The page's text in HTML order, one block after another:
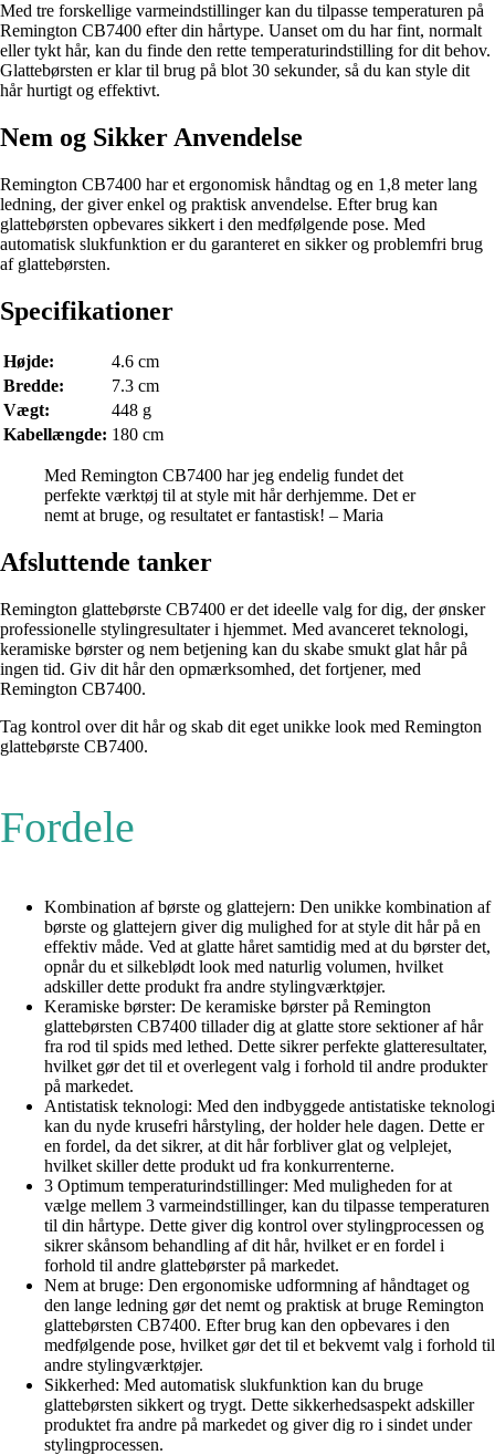
Med tre forskellige varmeindstillinger kan du tilpasse temperaturen på
Remington CB7400 efter din hårtype. Uanset om du har fint, normalt
eller tykt hår, kan du finde den rette temperaturindstilling for dit behov.
Glattebørsten er klar til brug på blot 30 sekunder, så du kan style dit
hår hurtigt og effektivt.
Nem og Sikker Anvendelse
Remington CB7400 har et ergonomisk håndtag og en 1,8 meter lang
ledning, der giver enkel og praktisk anvendelse. Efter brug kan
glattebørsten opbevares sikkert i den medfølgende pose. Med
automatisk slukfunktion er du garanteret en sikker og problemfri brug
af glattebørsten.
Specifikationer
Højde:
4.6 cm
Bredde:
7.3 cm
Vægt:
448 g
Kabellængde: 180 cm
Med Remington CB7400 har jeg endelig fundet det
perfekte værktøj til at style mit hår derhjemme. Det er
nemt at bruge, og resultatet er fantastisk! – Maria
Afsluttende tanker
Remington glattebørste CB7400 er det ideelle valg for dig, der ønsker
professionelle stylingresultater i hjemmet. Med avanceret teknologi,
keramiske børster og nem betjening kan du skabe smukt glat hår på
ingen tid. Giv dit hår den opmærksomhed, det fortjener, med
Remington CB7400.
Tag kontrol over dit hår og skab dit eget unikke look med Remington
glattebørste CB7400.
Fordele
Kombination af børste og glattejern: Den unikke kombination af
børste og glattejern giver dig mulighed for at style dit hår på en
effektiv måde. Ved at glatte håret samtidig med at du børster det,
opnår du et silkeblødt look med naturlig volumen, hvilket
adskiller dette produkt fra andre stylingværktøjer.
Keramiske børster: De keramiske børster på Remington
glattebørsten CB7400 tillader dig at glatte store sektioner af hår
fra rod til spids med lethed. Dette sikrer perfekte glatteresultater,
hvilket gør det til et overlegent valg i forhold til andre produkter
på markedet.
Antistatisk teknologi: Med den indbyggede antistatiske teknologi
kan du nyde krusefri hårstyling, der holder hele dagen. Dette er
en fordel, da det sikrer, at dit hår forbliver glat og velplejet,
hvilket skiller dette produkt ud fra konkurrenterne.
3 Optimum temperaturindstillinger: Med muligheden for at
vælge mellem 3 varmeindstillinger, kan du tilpasse temperaturen
til din hårtype. Dette giver dig kontrol over stylingprocessen og
sikrer skånsom behandling af dit hår, hvilket er en fordel i
forhold til andre glattebørster på markedet.
Nem at bruge: Den ergonomiske udformning af håndtaget og
den lange ledning gør det nemt og praktisk at bruge Remington
glattebørsten CB7400. Efter brug kan den opbevares i den
medfølgende pose, hvilket gør det til et bekvemt valg i forhold til
andre stylingværktøjer.
Sikkerhed: Med automatisk slukfunktion kan du bruge
glattebørsten sikkert og trygt. Dette sikkerhedsaspekt adskiller
produktet fra andre på markedet og giver dig ro i sindet under
stylingprocessen.